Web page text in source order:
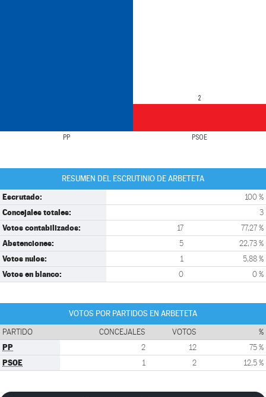
PP PSOE
2
RESUMEN DEL ESCRUTINIO DE ARBETETA
Escrutado: 100 %
Concejales totales: 3
Votos contabilizados: 17 77,27 %
Abstenciones: 5 22,73 %
Votos nulos: 1 5,88 %
Votos en blanco: 0 0 %
VOTOS POR PARTIDOS EN ARBETETA
PARTIDO CONCEJALES VOTOS %
PP 2 12 75 %
PSOE 1 2 12,5 %